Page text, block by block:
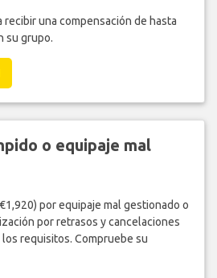
una compensación de hasta
su grupo.
o equipaje mal
por equipaje mal gestionado o
por retrasos y cancelaciones
requisitos. Compruebe su